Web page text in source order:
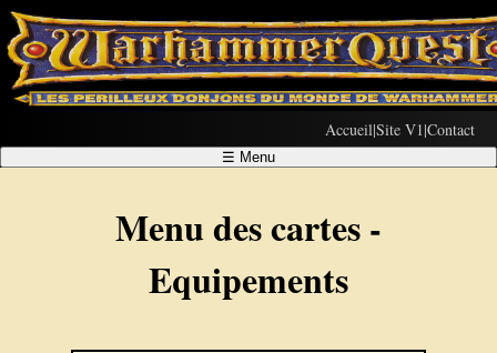
Accueil|Site V1|Contact
☰ Menu
Menu des cartes -
Equipements